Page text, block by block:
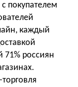
покупателем
каждый
71% россиян